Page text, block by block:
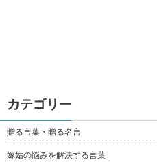
カテゴリー
贈る言葉・贈る名言
嫁姑の悩みを解決する言葉